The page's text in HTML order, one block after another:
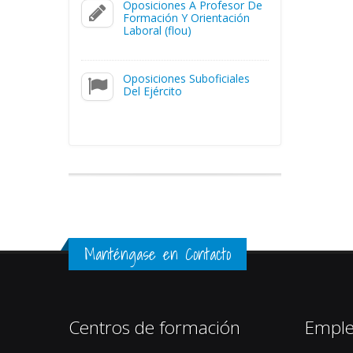
Oposiciones A Profesor De
Formación Y Orientación
Laboral (flou)
Oposiciones Suboficiales
Del Ejército
Manténgase en Contacto
Centros de formación